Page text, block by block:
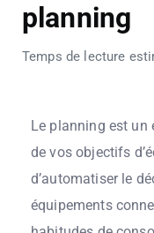
planning
Temps de lecture
Le planning est un
de vos objectifs
d’automatiser le
équipements